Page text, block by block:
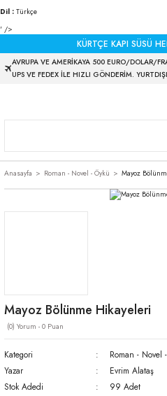
Dil : Türkçe
' />
KÜRTÇE KAPI SÜSÜ
AVRUPA VE AMERİKAYA 500 EURO/DOLAR/
UPS VE FEDEX İLE HIZLI GÖNDERİM.
Anasayfa Roman - Novel - Öykü Mayoz
Mayoz Bölünme Hikayeleri
(0) Yorum - 0 Puan
Kategori
Roman - Novel
Yazar
Evrim Alataş
Stok Adedi
99 Adet